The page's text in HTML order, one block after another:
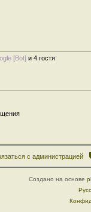
[Bot] и 4 гостя
с администрацией
Создано на основе